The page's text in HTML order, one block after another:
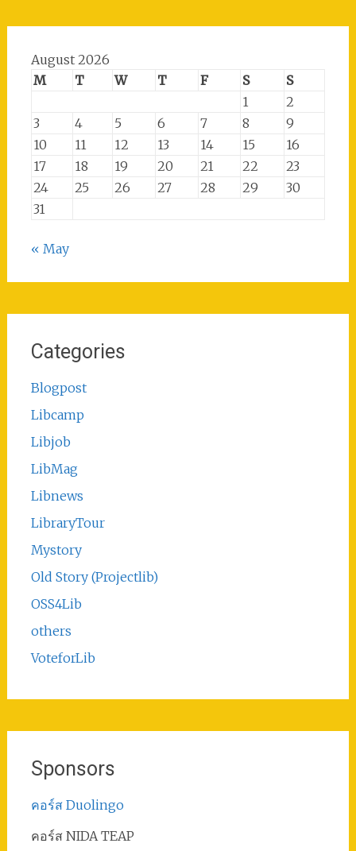
August 2026
M
T W T F S
S
1
2
3
4 5 6 7 8
9
10
11 12 13 14 15
16
17
18 19 20 21 22
23
24
25 26 27 28 29
30
31
« May
Categories
Blogpost
Libcamp
Libjob
LibMag
Libnews
LibraryTour
Mystory
Old Story (Projectlib)
OSS4Lib
others
VoteforLib
Sponsors
คอร์ส Duolingo
คอร์ส NIDA TEAP